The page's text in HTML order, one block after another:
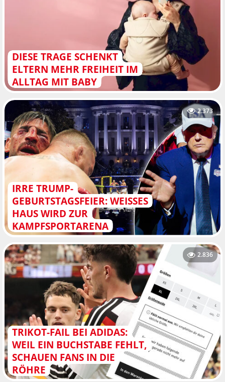
DIESE TRAGE SCHENKT
ELTERN MEHR FREIHEIT IM
ALLTAG MIT BABY
IRRE TRUMP-
GEBURTSTAGSFEIER: WEISSES H
AUS WIRD ZUR K
AMPFSPORTARENA
2.373
TRIKOT-FAIL BEI ADIDAS:
WEIL EIN BUCHSTABE FEHLT,
SCHAUEN FANS IN DIE
RÖHRE
2.836